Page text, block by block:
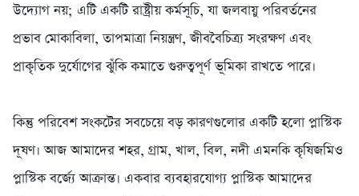
উদ্যোগ নয়; এটি একটি রাষ্ট্রীয় কর্মসূচি, যা জলবায়ু পরিবর্তনের
প্রভাব মোকাবিলা, তাপমাত্রা নিয়ন্ত্রণ, জীববৈচিত্র্য সংরক্ষণ এবং
প্রাকৃতিক দুর্যোগের ঝুঁকি কমাতে গুরুত্বপূর্ণ ভূমিকা রাখতে পারে।
‎কিন্তু পরিবেশ সংকটের সবচেয়ে বড় কারণগুলোর একটি হলো প্লাস্টিক
দূষণ। আজ আমাদের শহর, গ্রাম, খাল, বিল, নদী এমনকি কৃষিজমিও
প্লাস্টিক বর্জ্যে আক্রান্ত। একবার ব্যবহারযোগ্য প্লাস্টিক আমাদের